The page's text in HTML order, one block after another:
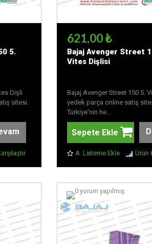
5.
Dişli
sitesi.
621,00 ₺
Bajaj Avenger Street
Vites Dişlisi
Bajaj Avenger Street 150 5.
yedek parça online satış
Türkiye'nin he...
Sepete Ekle
A. Listeme Ekle Ürün